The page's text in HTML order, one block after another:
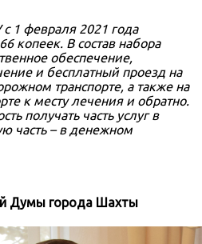
1 февраля 2021 года
копеек. В состав набора
обеспечение,
и бесплатный проезд на
транспорте, а также на
к месту лечения и обратно.
получать часть услуг в
часть – в денежном
Думы города Шахты